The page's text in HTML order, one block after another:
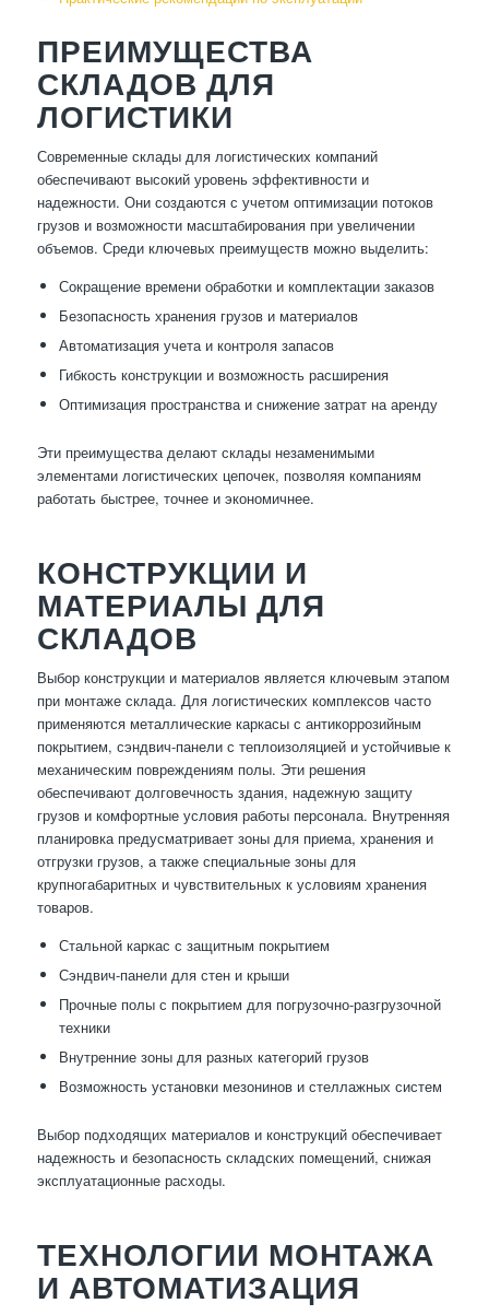
ПРЕИМУЩЕСТВА
СКЛАДОВ ДЛЯ
ЛОГИСТИКИ
Современные склады для логистических компаний
обеспечивают высокий уровень эффективности и
надежности. Они создаются с учетом оптимизации потоков
грузов и возможности масштабирования при увеличении
объемов. Среди ключевых преимуществ можно выделить:
Сокращение времени обработки и комплектации заказов
Безопасность хранения грузов и материалов
Автоматизация учета и контроля запасов
Гибкость конструкции и возможность расширения
Оптимизация пространства и снижение затрат на аренду
Эти преимущества делают склады незаменимыми
элементами логистических цепочек, позволяя компаниям
работать быстрее, точнее и экономичнее.
КОНСТРУКЦИИ И
МАТЕРИАЛЫ ДЛЯ
СКЛАДОВ
Выбор конструкции и материалов является ключевым этапом
при монтаже склада. Для логистических комплексов часто
применяются металлические каркасы с антикоррозийным
покрытием, сэндвич-панели с теплоизоляцией и устойчивые к
механическим повреждениям полы. Эти решения
обеспечивают долговечность здания, надежную защиту
грузов и комфортные условия работы персонала. Внутренняя
планировка предусматривает зоны для приема, хранения и
отгрузки грузов, а также специальные зоны для
крупногабаритных и чувствительных к условиям хранения
товаров.
Стальной каркас с защитным покрытием
Сэндвич-панели для стен и крыши
Прочные полы с покрытием для погрузочно-разгрузочной
техники
Внутренние зоны для разных категорий грузов
Возможность установки мезонинов и стеллажных систем
Выбор подходящих материалов и конструкций обеспечивает
надежность и безопасность складских помещений, снижая
эксплуатационные расходы.
ТЕХНОЛОГИИ МОНТАЖА
И АВТОМАТИЗАЦИЯ